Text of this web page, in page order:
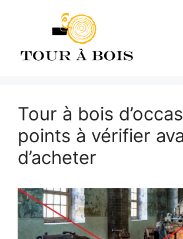
Tour à bois
points à vérifier
d’acheter